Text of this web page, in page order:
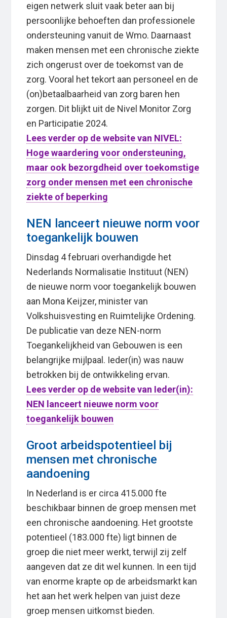
eigen netwerk sluit vaak beter aan bij
persoonlijke behoeften dan professionele
ondersteuning vanuit de Wmo. Daarnaast
maken mensen met een chronische ziekte
zich ongerust over de toekomst van de
zorg. Vooral het tekort aan personeel en de
(on)betaalbaarheid van zorg baren hen
zorgen. Dit blijkt uit de Nivel Monitor Zorg
en Participatie 2024.
Lees verder op de website van NIVEL:
Hoge waardering voor ondersteuning,
maar ook bezorgdheid over toekomstige
zorg onder mensen met een chronische
ziekte of beperking
NEN lanceert nieuwe norm voor
toegankelijk bouwen
Dinsdag 4 februari overhandigde het
Nederlands Normalisatie Instituut (NEN)
de nieuwe norm voor toegankelijk bouwen
aan Mona Keijzer, minister van
Volkshuisvesting en Ruimtelijke Ordening.
De publicatie van deze NEN-norm
Toegankelijkheid van Gebouwen is een
belangrijke mijlpaal. Ieder(in) was nauw
betrokken bij de ontwikkeling ervan.
Lees verder op de website van Ieder(in):
NEN lanceert nieuwe norm voor
toegankelijk bouwen
Groot arbeidspotentieel bij
mensen met chronische
aandoening
In Nederland is er circa 415.000 fte
beschikbaar binnen de groep mensen met
een chronische aandoening. Het grootste
potentieel (183.000 fte) ligt binnen de
groep die niet meer werkt, terwijl zij zelf
aangeven dat ze dit wel kunnen. In een tijd
van enorme krapte op de arbeidsmarkt kan
het aan het werk helpen van juist deze
groep mensen uitkomst bieden.